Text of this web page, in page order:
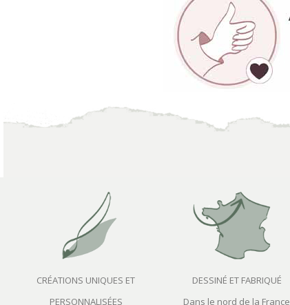
CRÉATIONS UNIQUES ET
PERSONNALISÉES
DESSINÉ ET FABRIQUÉ
Dans le nord de la France